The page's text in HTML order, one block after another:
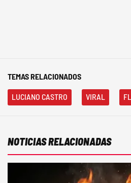
TEMAS RELACIONADOS
LUCIANO CASTRO VIRAL
NOTICIAS RELACIONADAS